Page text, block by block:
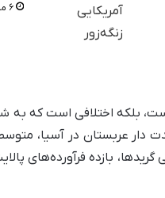
۶ مرداد ۱۴۰۴
بلکه اختلافی است که به
دار عربستان در آسیا،
بازده فرآورده‌های